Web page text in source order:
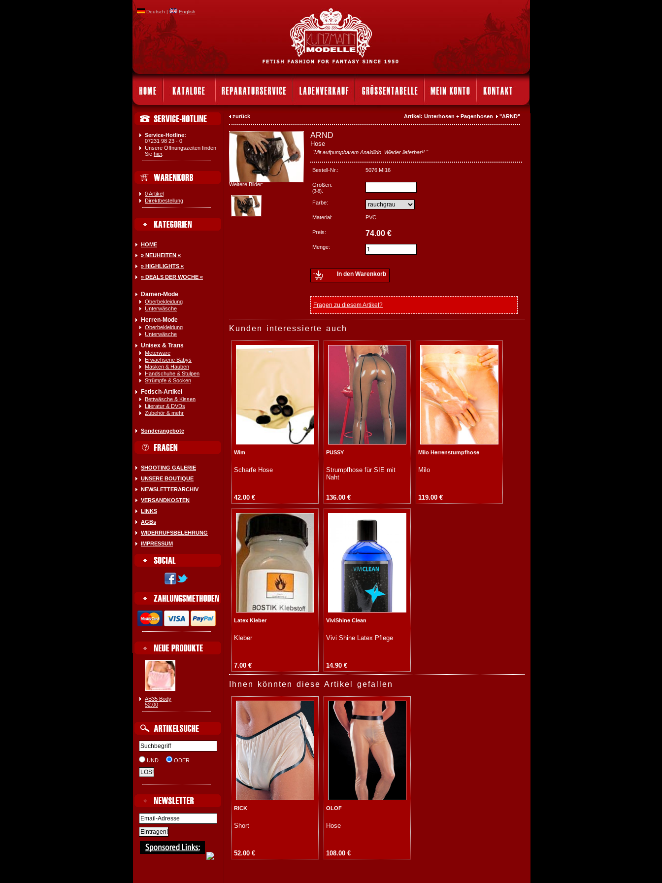
Deutsch | English
Service-Hotline:
07231 98 23 - 0
Unsere Öffnungszeiten finden
Sie hier.
0 Artikel
Direktbestellung
HOME
» NEUHEITEN «
» HIGHLIGHTS «
» DEALS DER WOCHE «
Damen-Mode
Oberbekleidung
Unterwäsche
Herren-Mode
Oberbekleidung
Unterwäsche
Unisex & Trans
Meterware
Erwachsene Babys
Masken & Hauben
Handschuhe & Stulpen
Strümpfe & Socken
Fetisch-Artikel
Bettwäsche & Kissen
Literatur & DVDs
Zubehör & mehr
Sonderangebote
SHOOTING GALERIE
UNSERE BOUTIQUE
NEWSLETTERARCHIV
VERSANDKOSTEN
LINKS
AGBs
WIDERRUFSBELEHRUNG
IMPRESSUM
AB35 Body
52.00
UND ODER
zurück Artikel: Unterhosen + Pagenhosen "ARND"
Weitere Bilder:
ARND
Hose
"Mit aufpumpbarem Analdildo. Wieder lieferbar!! "
Bestell-Nr.: 5076.MI16
Größen:
(3-8):
Farbe:
Material: PVC
Preis: 74.00 €
Menge:
In den Warenkorb
Fragen zu diesem Artikel?
Kunden interessierte auch
Wim
Scharfe Hose
42.00 €
PUSSY
Strumpfhose für SIE mit
Naht
136.00 €
Milo Herrenstumpfhose
Milo
119.00 €
Latex Kleber
Kleber
7.00 €
ViviShine Clean
Vivi Shine Latex Pflege
14.90 €
Ihnen könnten diese Artikel gefallen
RICK
Short
52.00 €
OLOF
Hose
108.00 €